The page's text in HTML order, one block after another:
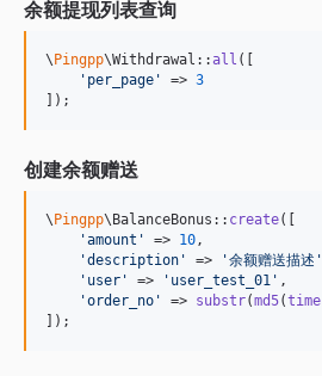
余额提现列表查询
\ Pingpp\Withdrawal::all ([
' per_page ' => 3
]);
创建余额赠送
\ Pingpp\BalanceBonus:: create([
'amount ' => 10,
'description ' => '余额赠送描述 '
' user ' => ' user_test_01 ' ,
'order_no ' => substr(md5(time
]);